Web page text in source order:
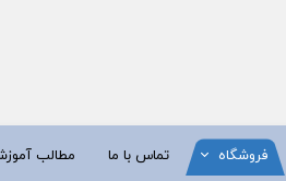
فروشگاه تماس با ما مطالب